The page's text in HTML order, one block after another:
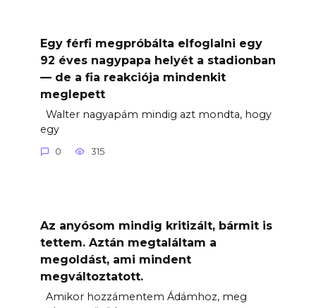
Egy férfi megpróbálta elfoglalni egy
92 éves nagypapa helyét a stadionban
— de a fia reakciója mindenkit
meglepett
Walter nagyapám mindig azt mondta, hogy
egy
0 315
Az anyósom mindig kritizált, bármit is
tettem. Aztán megtaláltam a
megoldást, ami mindent
megváltoztatott.
Amikor hozzámentem Ádámhoz, meg